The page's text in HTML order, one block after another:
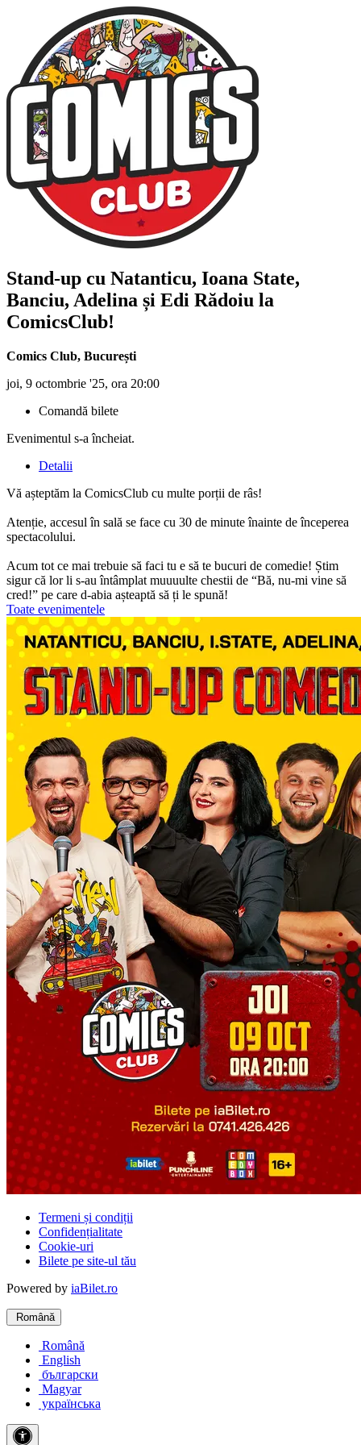
Stand-up cu Natanticu, Ioana State,
Banciu, Adelina și Edi Rădoiu la
ComicsClub!
Comics Club, București
joi, 9 octombrie '25, ora 20:00
Comandă bilete
Evenimentul s-a încheiat.
Detalii
Vă așteptăm la ComicsClub cu multe porții de râs!
Atenție, accesul în sală se face cu 30 de minute înainte de începerea
spectacolului.
Acum tot ce mai trebuie să faci tu e să te bucuri de comedie! Știm
sigur că lor li s-au întâmplat muuuulte chestii de “Bă, nu-mi vine să
cred!” pe care d-abia așteaptă să ți le spună!
Toate evenimentele
Termeni și condiții
Confidențialitate
Cookie-uri
Bilete pe site-ul tău
Powered by iaBilet.ro
Română
Română
English
български
Magyar
українська